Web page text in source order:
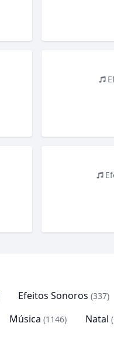
Efeitos Sonoros (337)
Música (1146) Natal